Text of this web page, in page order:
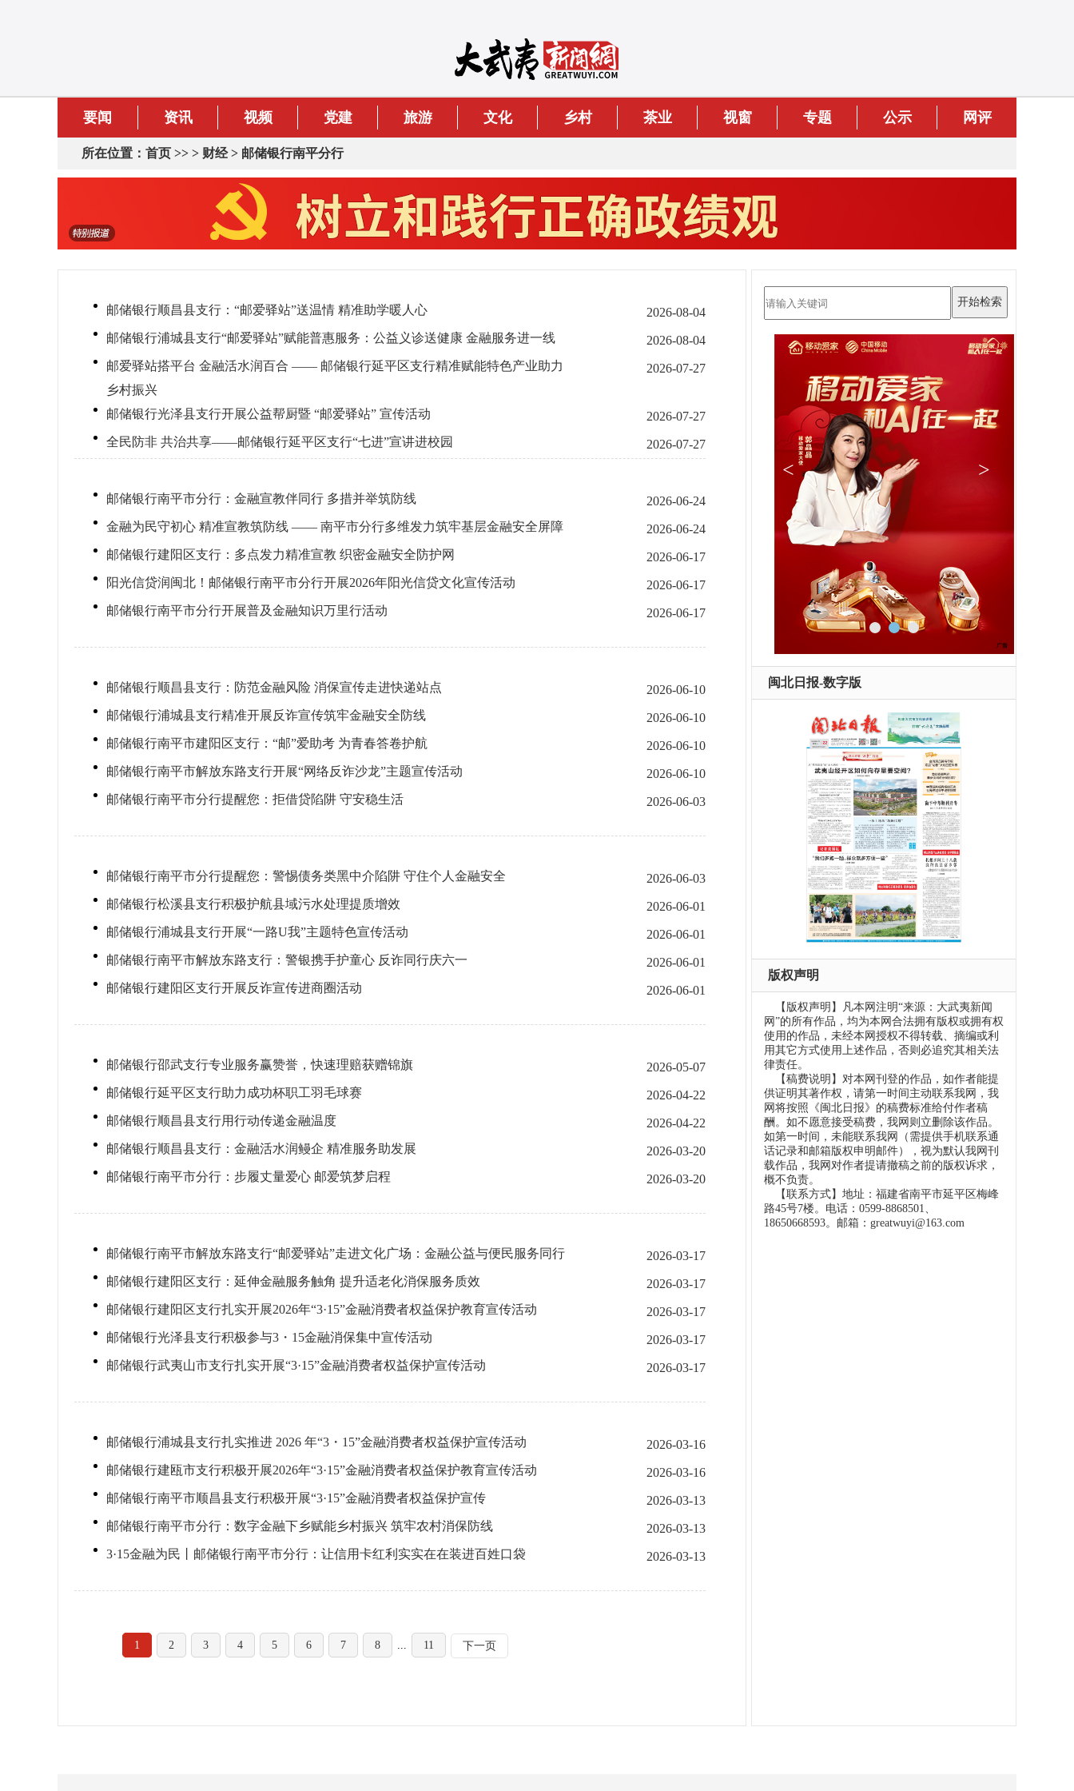
要闻 资讯 视频 党建 旅游 文化 乡村 茶业 视窗 专题 公示 网评
所在位置： 首页 >> > 财经> 邮储银行南平分行
邮储银行顺昌县支行：“邮爱驿站”送温情 精准助学暖人心
2026-08-04
邮储银行浦城县支行“邮爱驿站”赋能普惠服务：公益义诊送健康 金融服务进一线
2026-08-04
邮爱驿站搭平台 金融活水润百合 —— 邮储银行延平区支行精准赋能特色产业助力
乡村振兴
2026-07-27
邮储银行光泽县支行开展公益帮厨暨 “邮爱驿站” 宣传活动
2026-07-27
全民防非 共治共享——邮储银行延平区支行“七进”宣讲进校园
2026-07-27
邮储银行南平市分行：金融宣教伴同行 多措并举筑防线
2026-06-24
金融为民守初心 精准宣教筑防线 —— 南平市分行多维发力筑牢基层金融安全屏障
2026-06-24
邮储银行建阳区支行：多点发力精准宣教 织密金融安全防护网
2026-06-17
阳光信贷润闽北！邮储银行南平市分行开展2026年阳光信贷文化宣传活动
2026-06-17
邮储银行南平市分行开展普及金融知识万里行活动
2026-06-17
邮储银行顺昌县支行：防范金融风险 消保宣传走进快递站点
2026-06-10
邮储银行浦城县支行精准开展反诈宣传筑牢金融安全防线
2026-06-10
邮储银行南平市建阳区支行：“邮”爱助考 为青春答卷护航
2026-06-10
邮储银行南平市解放东路支行开展“网络反诈沙龙”主题宣传活动
2026-06-10
邮储银行南平市分行提醒您：拒借贷陷阱 守安稳生活
2026-06-03
邮储银行南平市分行提醒您：警惕债务类黑中介陷阱 守住个人金融安全
2026-06-03
邮储银行松溪县支行积极护航县域污水处理提质增效
2026-06-01
邮储银行浦城县支行开展“一路U我”主题特色宣传活动
2026-06-01
邮储银行南平市解放东路支行：警银携手护童心 反诈同行庆六一
2026-06-01
邮储银行建阳区支行开展反诈宣传进商圈活动
2026-06-01
邮储银行邵武支行专业服务赢赞誉，快速理赔获赠锦旗
2026-05-07
邮储银行延平区支行助力成功杯职工羽毛球赛
2026-04-22
邮储银行顺昌县支行用行动传递金融温度
2026-04-22
邮储银行顺昌县支行：金融活水润鳗企 精准服务助发展
2026-03-20
邮储银行南平市分行：步履丈量爱心 邮爱筑梦启程
2026-03-20
邮储银行南平市解放东路支行“邮爱驿站”走进文化广场：金融公益与便民服务同行
2026-03-17
邮储银行建阳区支行：延伸金融服务触角 提升适老化消保服务质效
2026-03-17
邮储银行建阳区支行扎实开展2026年“3·15”金融消费者权益保护教育宣传活动
2026-03-17
邮储银行光泽县支行积极参与3・15金融消保集中宣传活动
2026-03-17
邮储银行武夷山市支行扎实开展“3·15”金融消费者权益保护宣传活动
2026-03-17
邮储银行浦城县支行扎实推进 2026 年“3・15”金融消费者权益保护宣传活动
2026-03-16
邮储银行建瓯市支行积极开展2026年“3·15”金融消费者权益保护教育宣传活动
2026-03-16
邮储银行南平市顺昌县支行积极开展“3·15”金融消费者权益保护宣传
2026-03-13
邮储银行南平市分行：数字金融下乡赋能乡村振兴 筑牢农村消保防线
2026-03-13
3·15金融为民丨邮储银行南平市分行：让信用卡红利实实在在装进百姓口袋
2026-03-13
1 2 3 4 5 6 7 8 ... 11 下一页
闽北日报-数字版
版权声明
【版权声明】凡本网注明“来源：大武夷新闻
网”的所有作品，均为本网合法拥有版权或拥有权
使用的作品，未经本网授权不得转载、摘编或利
用其它方式使用上述作品，否则必追究其相关法
律责任。
【稿费说明】对本网刊登的作品，如作者能提
供证明其著作权，请第一时间主动联系我网，我
网将按照《闽北日报》的稿费标准给付作者稿
酬。如不愿意接受稿费，我网则立删除该作品。
如第一时间，未能联系我网（需提供手机联系通
话记录和邮箱版权申明邮件），视为默认我网刊
载作品，我网对作者提请撤稿之前的版权诉求，
概不负责。
【联系方式】地址：福建省南平市延平区梅峰
路45号7楼。电话：0599-8868501、
18650668593。邮箱：greatwuyi@163.com